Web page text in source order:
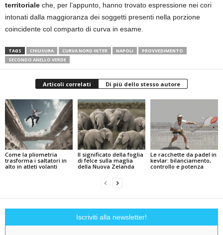
territoriale che, per l’appunto, hanno trovato espressione nei cori
intonati dalla maggioranza dei soggetti presenti nella porzione
coincidente col comparto di curva in esame.
TAGS CHIUSURA CURVA NORD INTER NAPOLI
PROVVEDIMENTO
SECONDO ANELLO VERDE
Articoli correlati Di più dello stesso autore
Come la pliometria
trasforma i saltatori in
alto in atleti volanti
Il significato della foglia
di felce sulla maglia
della Nuova Zelanda
Le racchette da padel in
kevlar: bilanciamento,
controllo e potenza
Iscriviti alla newsletter!